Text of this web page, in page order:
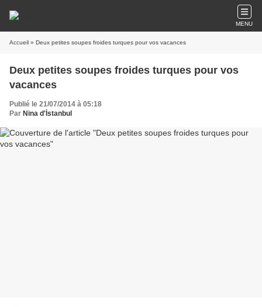
MENU
Accueil » Deux petites soupes froides turques pour vos vacances
Deux petites soupes froides turques pour vos
vacances
Publié le 21/07/2014 à 05:18
Par Nina d'İstanbul